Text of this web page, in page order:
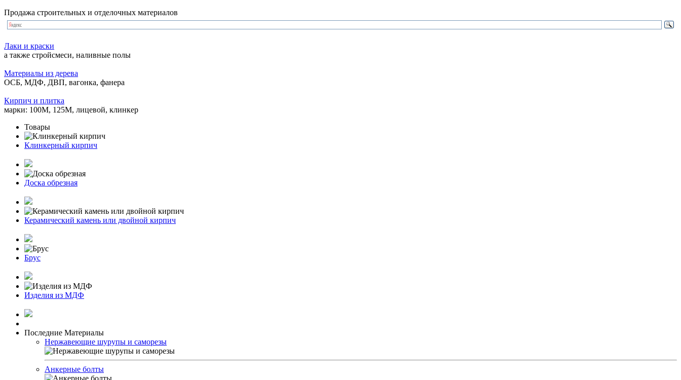
Продажа строительных и отделочных материалов
Лаки и краски
а также стройсмеси, наливные полы
Материалы из дерева
ОСБ, МДФ, ДВП, вагонка, фанера
Кирпич и плитка
марки: 100М, 125М, лицевой, клинкер
Товары
Клинкерный кирпич
Доска обрезная
Керамический камень или двойной кирпич
Брус
Изделия из МДФ
Последние Материалы
Нержавеющие шурупы и саморезы
Анкерные болты